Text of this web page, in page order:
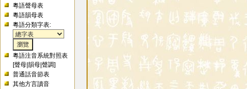
粵語聲母表
粵語韻母表
粵語分類字表:
粵語注音系統對照表
[聲母 |韻母 |聲調]
普通話音節表
其他方言讀音